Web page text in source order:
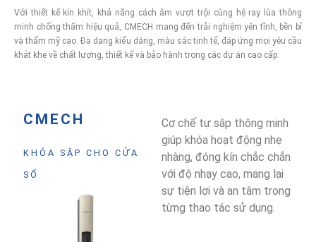
Với thiết kế kín khít, khả năng cách âm vượt trội cùng hệ ray lùa thông
minh chống thấm hiệu quả, CMECH mang đến trải nghiệm yên tĩnh, bền bỉ
và thẩm mỹ cao. Đa dạng kiểu dáng, màu sắc tinh tế, đáp ứng mọi yêu cầu
khắt khe về chất lượng, thiết kế và bảo hành trong các dự án cao cấp.
CMECH
KHÓA SẬP CHO CỬA
SỔ
Cơ chế tự sập thông minh
giúp khóa hoạt động nhẹ
nhàng, đóng kín chắc chắn
với độ nhạy cao, mang lại
sự tiện lợi và an tâm trong
từng thao tác sử dụng.